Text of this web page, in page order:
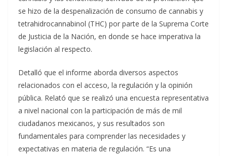
se hizo de la despenalización de consumo de cannabis y
tetrahidrocannabinol (THC) por parte de la Suprema Corte
de Justicia de la Nación, en donde se hace imperativa la
legislación al respecto.
Detalló que el informe aborda diversos aspectos
relacionados con el acceso, la regulación y la opinión
pública. Relató que se realizó una encuesta representativa
a nivel nacional con la participación de más de mil
ciudadanos mexicanos, y sus resultados son
fundamentales para comprender las necesidades y
expectativas en materia de regulación. “Es una